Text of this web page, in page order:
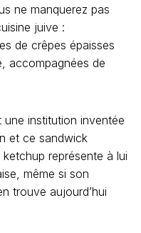
ne manquerez pas
juive :
de crêpes épaisses
accompagnées de
institution inventée
et ce sandwick
représente à lui
même si son
trouve aujourd’hui